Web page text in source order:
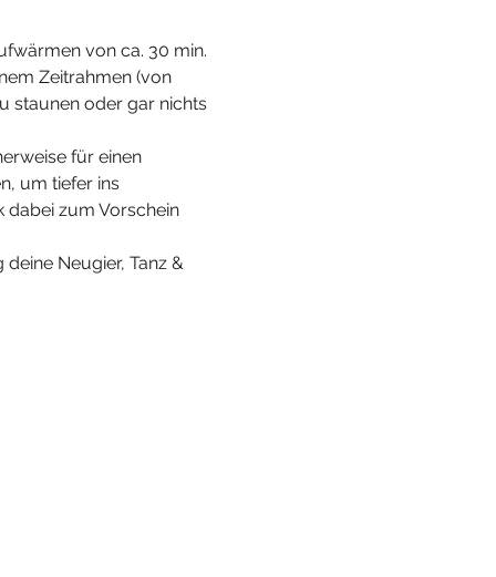
von ca. 30 min.
Zeitrahmen (von
staunen oder gar nichts
für einen
um tiefer ins
dabei zum Vorschein
Neugier, Tanz &